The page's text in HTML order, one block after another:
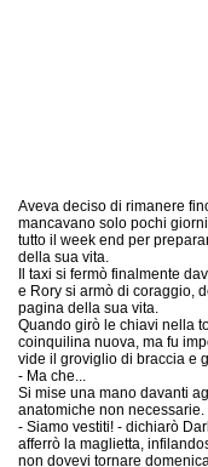
Aveva deciso di rimanere
mancavano solo pochi
tutto il week end per
della sua vita.
Il taxi si fermò finalmente
e Rory si armò di coraggio,
pagina della sua vita.
Quando girò le chiavi nella
coinquilina nuova, ma fu
vide il groviglio di braccia e
- Ma che...
Si mise una mano davanti
anatomiche non necessarie.
- Siamo vestiti! - dichiarò
afferrò la maglietta,
non dovevi tornare